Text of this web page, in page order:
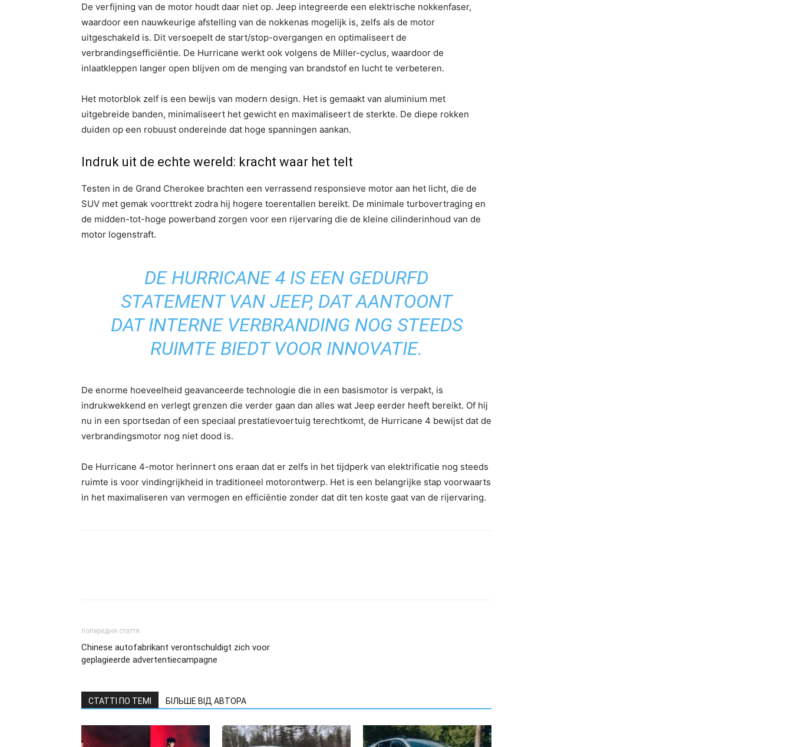
De verfijning van de motor houdt daar niet op. Jeep integreerde een elektrische nokkenfaser,
waardoor een nauwkeurige afstelling van de nokkenas mogelijk is, zelfs als de motor
uitgeschakeld is. Dit versoepelt de start/stop-overgangen en optimaliseert de
verbrandingsefficiëntie. De Hurricane werkt ook volgens de Miller-cyclus, waardoor de
inlaatkleppen langer open blijven om de menging van brandstof en lucht te verbeteren.
Het motorblok zelf is een bewijs van modern design. Het is gemaakt van aluminium met
uitgebreide banden, minimaliseert het gewicht en maximaliseert de sterkte. De diepe rokken
duiden op een robuust ondereinde dat hoge spanningen aankan.
Indruk uit de echte wereld: kracht waar het telt
Testen in de Grand Cherokee brachten een verrassend responsieve motor aan het licht, die de
SUV met gemak voorttrekt zodra hij hogere toerentallen bereikt. De minimale turbovertraging en
de midden-tot-hoge powerband zorgen voor een rijervaring die de kleine cilinderinhoud van de
motor logenstraft.
DE HURRICANE 4 IS EEN GEDURFD
STATEMENT VAN JEEP, DAT AANTOONT
DAT INTERNE VERBRANDING NOG STEEDS
RUIMTE BIEDT VOOR INNOVATIE.
De enorme hoeveelheid geavanceerde technologie die in een basismotor is verpakt, is
indrukwekkend en verlegt grenzen die verder gaan dan alles wat Jeep eerder heeft bereikt. Of hij
nu in een sportsedan of een speciaal prestatievoertuig terechtkomt, de Hurricane 4 bewijst dat de
verbrandingsmotor nog niet dood is.
De Hurricane 4-motor herinnert ons eraan dat er zelfs in het tijdperk van elektrificatie nog steeds
ruimte is voor vindingrijkheid in traditioneel motorontwerp. Het is een belangrijke stap voorwaarts
in het maximaliseren van vermogen en efficiëntie zonder dat dit ten koste gaat van de rijervaring.
попередня стаття
Chinese autofabrikant verontschuldigt zich voor
geplagieerde advertentiecampagne
СТАТТІ ПО ТЕМІ БІЛЬШЕ ВІД АВТОРА